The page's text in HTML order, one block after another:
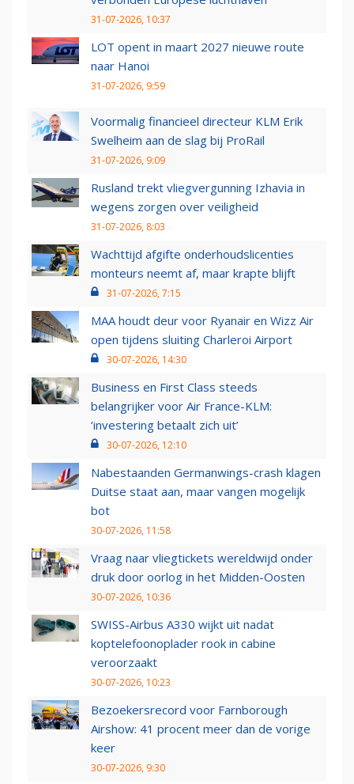
31-07-2026, 10:37
LOT opent in maart 2027 nieuwe route
naar Hanoi
31-07-2026, 9:59
Voormalig financieel directeur KLM Erik
Swelheim aan de slag bij ProRail
31-07-2026, 9:09
Rusland trekt vliegvergunning Izhavia in
wegens zorgen over veiligheid
31-07-2026, 8:03
Wachttijd afgifte onderhoudslicenties
monteurs neemt af, maar krapte blijft
31-07-2026, 7:15
MAA houdt deur voor Ryanair en Wizz Air
open tijdens sluiting Charleroi Airport
30-07-2026, 14:30
Business en First Class steeds
belangrijker voor Air France-KLM:
‘investering betaalt zich uit’
30-07-2026, 12:10
Nabestaanden Germanwings-crash klagen
Duitse staat aan, maar vangen mogelijk
bot
30-07-2026, 11:58
Vraag naar vliegtickets wereldwijd onder
druk door oorlog in het Midden-Oosten
30-07-2026, 10:36
SWISS-Airbus A330 wijkt uit nadat
koptelefoonoplader rook in cabine
veroorzaakt
30-07-2026, 10:23
Bezoekersrecord voor Farnborough
Airshow: 41 procent meer dan de vorige
keer
30-07-2026, 9:30